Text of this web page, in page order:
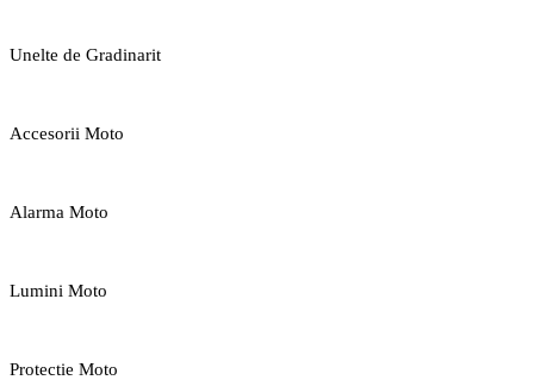
Unelte de Gradinarit
Accesorii Moto
Alarma Moto
Lumini Moto
Protectie Moto